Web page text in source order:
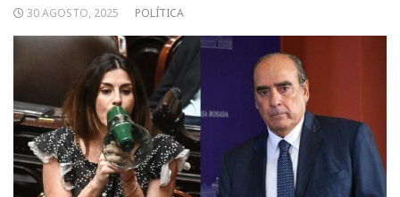
30 AGOSTO, 2025 POLÍTICA